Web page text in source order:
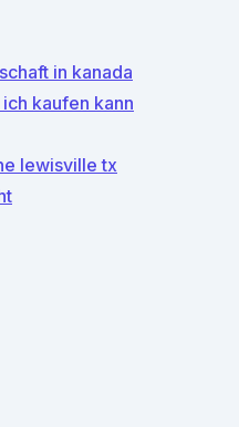
in kanada
kaufen kann
lewisville tx